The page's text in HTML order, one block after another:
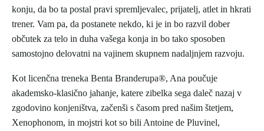
konju, da bo ta postal pravi spremljevalec, prijatelj, atlet in hkrati
trener. Vam pa, da postanete nekdo, ki je in bo razvil dober
občutek za telo in duha vašega konja in bo tako sposoben
samostojno delovatni na vajinem skupnem nadaljnjem razvoju.
Kot licenčna treneka Benta Branderupa®, Ana poučuje
akademsko-klasično jahanje, katere zibelka sega daleč nazaj v
zgodovino konjeništva, začenši s časom pred našim štetjem,
Xenophonom, in mojstri kot so bili Antoine de Pluvinel,